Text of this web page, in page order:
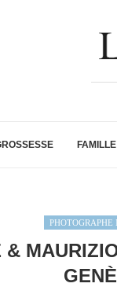
FAMILLE
PHOTOGRAPHE
&